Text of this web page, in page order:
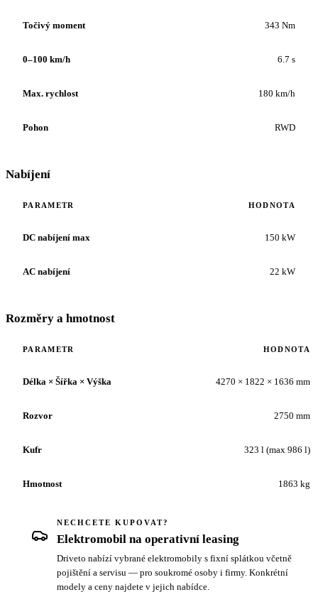
Točivý moment 343 Nm
0–100 km/h 6.7 s
Max. rychlost 180 km/h
Pohon RWD
Nabíjení
PARAMETR HODNOTA
DC nabíjení max 150 kW
AC nabíjení 22 kW
Rozměry a hmotnost
PARAMETR HODNOTA
Délka × Šířka × Výška 4270 × 1822 × 1636 mm
Rozvor 2750 mm
Kufr 323 l (max 986 l)
Hmotnost 1863 kg
NECHCETE KUPOVAT?
Elektromobil na operativní leasing
Driveto nabízí vybrané elektromobily s fixní splátkou včetně
pojištění a servisu — pro soukromé osoby i firmy. Konkrétní
modely a ceny najdete v jejich nabídce.